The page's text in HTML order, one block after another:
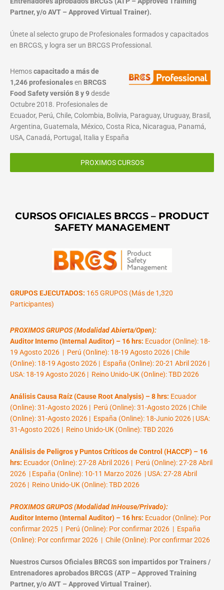
Partner, y/o AVT – Approved Virtual Trainer).
Únete al selecto grupo de Profesionales formados y capacitados
en BRCGS, y logra ser un BRCGS Professional.
Hemoscapacitado a más de
1,246 profesionalesen BRCGS
Food Safety versión 8 y 9desde
Octubre 2018. Profesionales de
Ecuador, Perú, Chile, Colombia, Bolivia, Paraguay, Uruguay, Brasil,
Argentina, Guatemala, México, Costa Rica, Nicaragua, Panamá,
USA, Canadá, Portugal, Italia y España
PROXIMOS CURSOS
CURSOS OFICIALES BRCGS – PRODUCT
SAFETY MANAGEMENT
GRUPOS EJECUTADOS: 165 GRUPOS (Más de 1,320
Participantes)
PROXIMOS GRUPOS (Modalidad Abierta/Open):
Auditor Interno (Internal Auditor) – 16 hrs: Ecuador (Online): 18-
19 Agosto 2026 | Perú (Online): 18-19 Agosto 2026 | Chile
(Online): 18-19 Agosto 2026 | España (Online): 20-21 Abril 2026 |
USA: 18-19 Agosto 2026 | Reino Unido-UK (Online): TBD 2026
Análisis Causa Raíz (Cause Root Analysis) – 8 hrs: Ecuador
(Online): 31-Agosto 2026 | Perú (Online): 31-Agosto 2026 | Chile
(Online): 31-Agosto 2026 | España (Online): 18-Junio 2026 | USA:
31-Agosto 2026 | Reino Unido-UK (Online): TBD 2026
Análisis de Peligros y Puntos Críticos de Control (HACCP) – 16
hrs: Ecuador (Online): 27-28 Abril 2026 | Perú (Online): 27-28 Abril
2026 | España (Online): 10-11 Marzo 2026 | USA: 27-28 Abril
2026 | Reino Unido-UK (Online): TBD 2026
PROXIMOS GRUPOS (Modalidad InHouse/Privado):
Auditor Interno (Internal Auditor) – 16 hrs: Ecuador (Online): Por
confirmar 2025 | Perú (Online): Por confirmar 2026 | España
(Online): Por confirmar 2026 | Chile (Online): Por confirmar 2026
Nuestros Cursos Oficiales BRCGS son impartidos por Trainers /
Entrenadores aprobados BRCGS (ATP – Approved Training
Partner, y/o AVT – Approved Virtual Trainer).